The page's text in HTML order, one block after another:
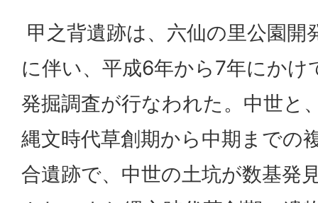
甲之背遺跡は、六仙の里公園開
に伴い、平成6年から7年にかけ
発掘調査が行なわれた。中世と
縄文時代草創期から中期までの
合遺跡で、中世の土坑が数基発